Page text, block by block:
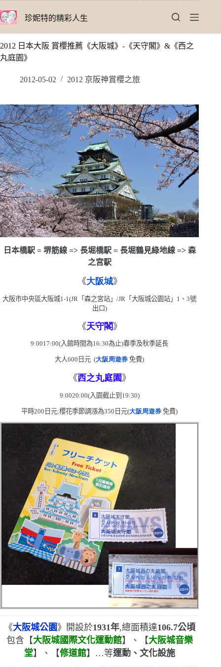
至
要
內
珍妮特的精彩人生
2012 日本大阪 賞櫻推薦《大阪城》-《天守閣》&《西之
丸庭園》
2012-05-02 2012 京阪神賞櫻之旅
日本橋駅= 堺筋線=> 長堀橋駅= 長堀鶴見綠地線=> 森
之宮駅
《大阪城》
大阪市中央區大阪城1-1(JR 「森之宮站」/JR 「大阪城公園站」 1 、3號
出口)
《天守閣》
9:0017:00(入館時間為16:30為止)春季及秋季延長
大人600 日元 (大阪周遊券 免費)
《西之丸庭園》
9:0020:00(入園截止到 19:30)
平時200 日元;櫻花季節調漲為350 日元(大阪周遊券 免費)
《大阪城公園》開設於1931年,總面積達106.7公頃
包含 【大阪城國際文化運動館】 、 【大阪城音樂
堂】 、 【修道館】 …等運動、文化設施